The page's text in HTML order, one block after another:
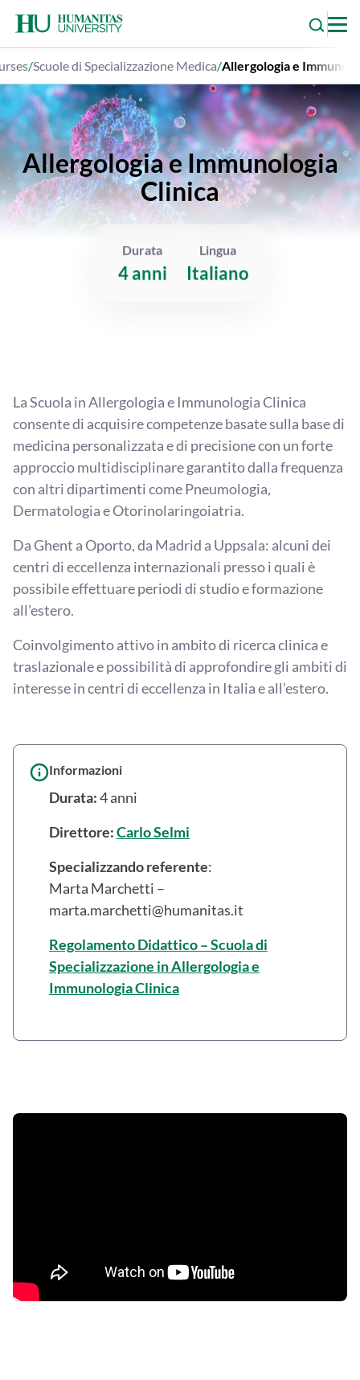
content
/Scuole di Specializzazione Medica/Allergologia e
Allergologia e Immunologia
Clinica
Durata
4 anni
Lingua
Italiano
La Scuola in Allergologia e Immunologia Clinica
consente di acquisire competenze basate sulla base di
medicina personalizzata e di precisione con un forte
approccio multidisciplinare garantito dalla frequenza
con altri dipartimenti come Pneumologia,
Dermatologia e Otorinolaringoiatria.
Da Ghent a Oporto, da Madrid a Uppsala: alcuni dei
centri di eccellenza internazionali presso i quali è
possibile effettuare periodi di studio e formazione
all’estero.
Coinvolgimento attivo in ambito di ricerca clinica e
traslazionale e possibilità di approfondire gli ambiti di
interesse in centri di eccellenza in Italia e all’estero.
Informazioni
Durata:4 anni
Direttore:Carlo Selmi
Specializzando referente:
Marta Marchetti –
marta.marchetti@humanitas.it
Regolamento Didattico – Scuola di
Specializzazione in Allergologia e
Immunologia Clinica